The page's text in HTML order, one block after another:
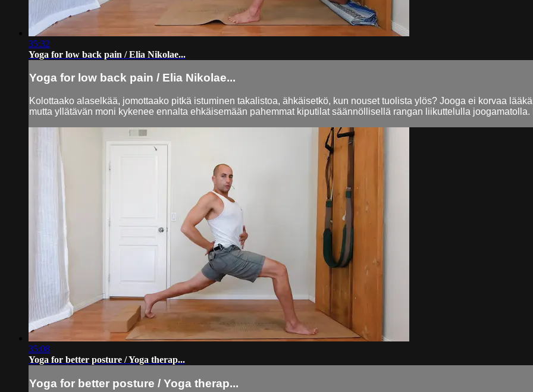
35:32
Yoga for low back pain / Elia Nikolae...
Yoga for low back pain / Elia Nikolae...
Kolottaako alaselkää, jomottaako pitkä istuminen takalistoa, ähkäisetkö, kun nouset tuolista ylös? Jooga ei korvaa
mutta yllätävän moni kykenee ennalta ehkäisemään pahemmat kiputilat säännöllisellä rangan liikuttelulla joogamatolla.
35:08
Yoga for better posture / Yoga therap...
Yoga for better posture / Yoga therap...